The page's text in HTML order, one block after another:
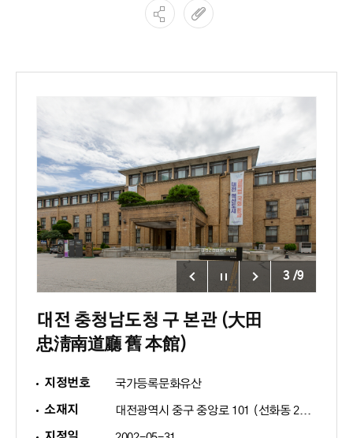
3 /9
대전 충청남도청 구 본관 (大田
忠淸南道廳 舊 本館)
지정번호 국가등록문화유산
소재지 대전광역시 중구 중앙로 101 (선화동 287-2)